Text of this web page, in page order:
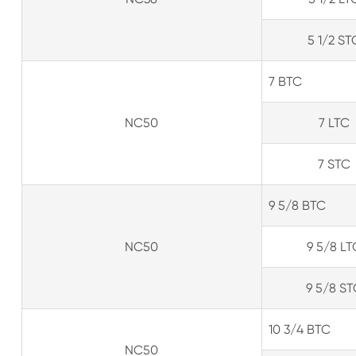
5 1/2
NC50
7 BTC
7 LTC
7 STC
NC50
9 5/8 BTC
9 5/8
9 5/8
NC50
10 3/4 BTC